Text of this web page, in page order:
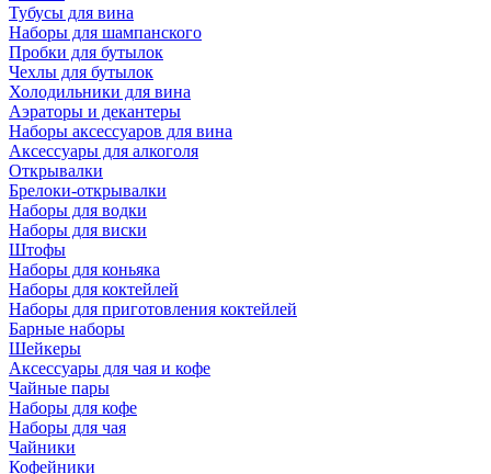
Тубусы для вина
Наборы для шампанского
Пробки для бутылок
Чехлы для бутылок
Холодильники для вина
Аэраторы и декантеры
Наборы аксессуаров для вина
Аксессуары для алкоголя
Открывалки
Брелоки-открывалки
Наборы для водки
Наборы для виски
Штофы
Наборы для коньяка
Наборы для коктейлей
Наборы для приготовления коктейлей
Барные наборы
Шейкеры
Аксессуары для чая и кофе
Чайные пары
Наборы для кофе
Наборы для чая
Чайники
Кофейники